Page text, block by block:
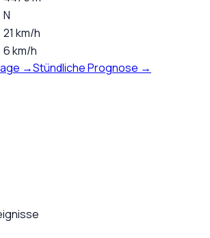
N
21 km/h
6 km/h
→Stündliche Prognose →